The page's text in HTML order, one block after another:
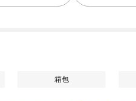
箱包